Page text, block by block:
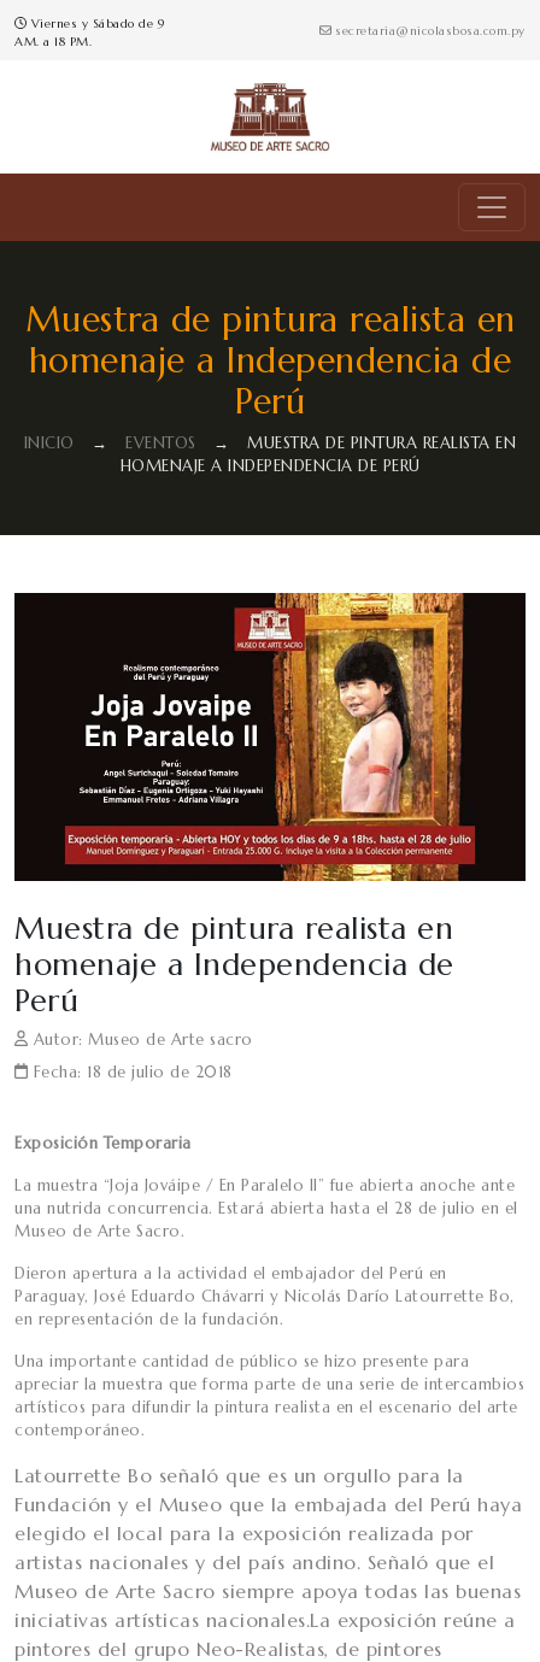
Viernes y Sábado de 9
AM. a 18 PM.
secretaria@nicolasbosa.com.py
Muestra de pintura realista en
homenaje a Independencia de
Perú
INICIO → EVENTOS →
MUESTRA DE PINTURA REALISTA EN
HOMENAJE A INDEPENDENCIA DE PERÚ
Muestra de pintura realista en
homenaje a Independencia de
Perú
Autor: Museo de Arte sacro
Fecha: 18 de julio de 2018
Exposición Temporaria
La muestra “Joja Jováipe / En Paralelo II” fue abierta anoche ante
una nutrida concurrencia. Estará abierta hasta el 28 de julio en el
Museo de Arte Sacro.
Dieron apertura a la actividad el embajador del Perú en
Paraguay, José Eduardo Chávarri y Nicolás Darío Latourrette Bo,
en representación de la fundación.
Una importante cantidad de público se hizo presente para
apreciar la muestra que forma parte de una serie de intercambios
artísticos para difundir la pintura realista en el escenario del arte
contemporáneo.
Latourrette Bo señaló que es un orgullo para la
Fundación y el Museo que la embajada del Perú haya
elegido el local para la exposición realizada por
artistas nacionales y del país andino. Señaló que el
Museo de Arte Sacro siempre apoya todas las buenas
iniciativas artísticas nacionales.La exposición reúne a
pintores del grupo Neo-Realistas, de pintores